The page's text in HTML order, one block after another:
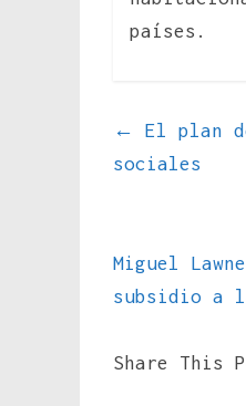
países.
←
El plan
sociales
Miguel
subsidio a
Share This